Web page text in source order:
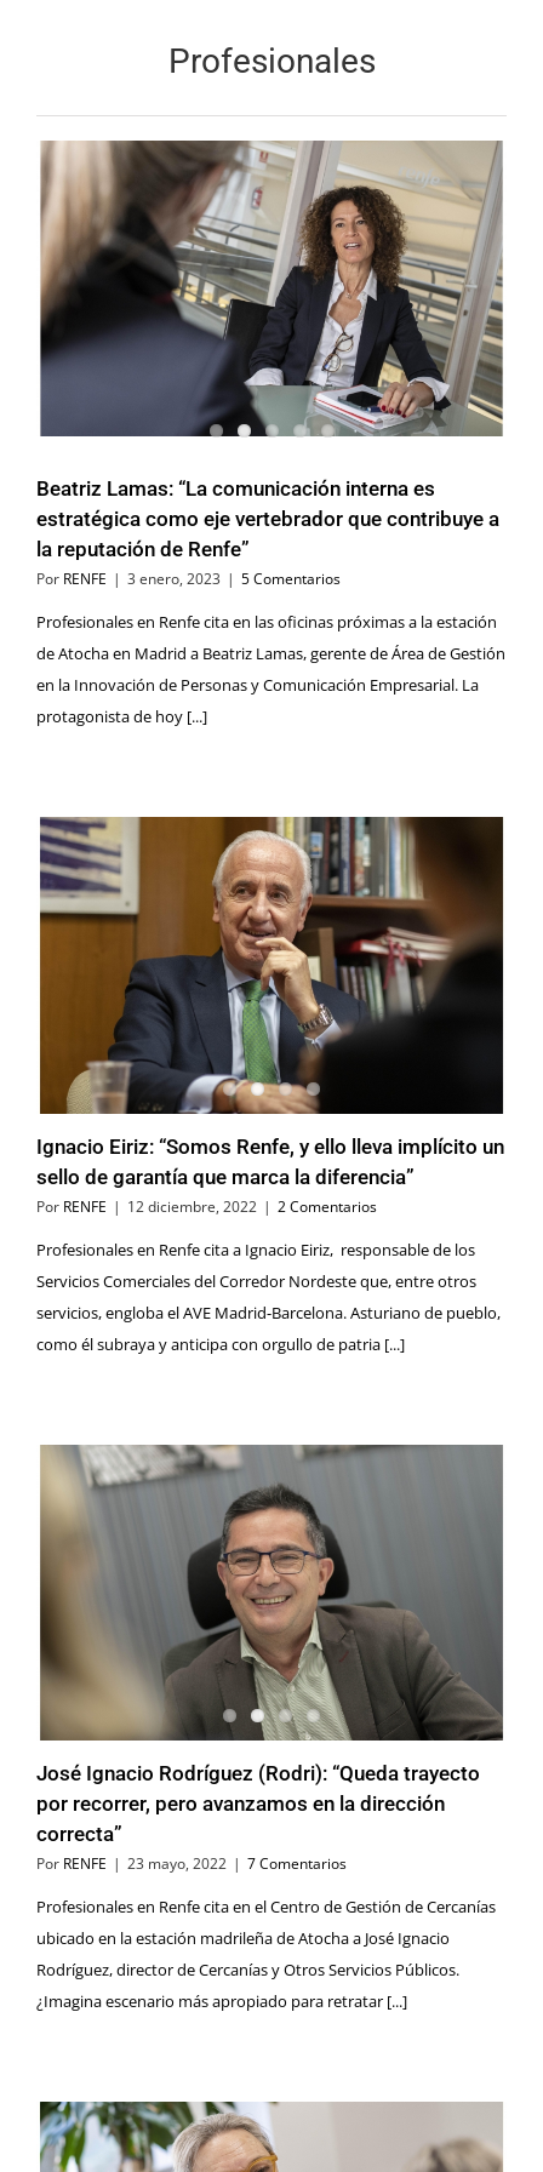
Profesionales
Beatriz Lamas: “La comunicación interna es
estratégica como eje vertebrador que contribuye a
la reputación de Renfe”
Por RENFE | 3 enero, 2023 | 5 Comentarios
Profesionales en Renfe cita en las oficinas próximas a la estación
de Atocha en Madrid a Beatriz Lamas, gerente de Área de Gestión
en la Innovación de Personas y Comunicación Empresarial. La
protagonista de hoy [...]
Ignacio Eiriz: “Somos Renfe, y ello lleva implícito un
sello de garantía que marca la diferencia”
Por RENFE | 12 diciembre, 2022 | 2 Comentarios
Profesionales en Renfe cita a Ignacio Eiriz, responsable de los
Servicios Comerciales del Corredor Nordeste que, entre otros
servicios, engloba el AVE Madrid-Barcelona. Asturiano de pueblo,
como él subraya y anticipa con orgullo de patria [...]
José Ignacio Rodríguez (Rodri): “Queda trayecto
por recorrer, pero avanzamos en la dirección
correcta”
Por RENFE | 23 mayo, 2022 | 7 Comentarios
Profesionales en Renfe cita en el Centro de Gestión de Cercanías
ubicado en la estación madrileña de Atocha a José Ignacio
Rodríguez, director de Cercanías y Otros Servicios Públicos.
¿Imagina escenario más apropiado para retratar [...]